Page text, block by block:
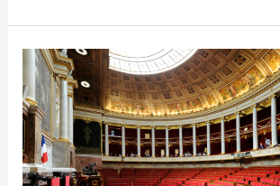
d
e
r
u
n
e